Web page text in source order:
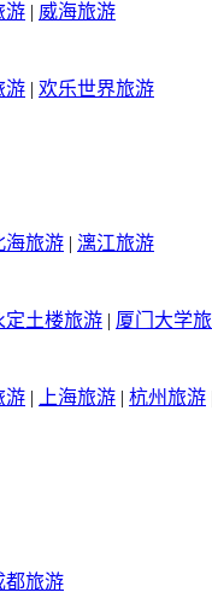
游 | 威海旅游
游 | 欢乐世界旅游
海旅游 | 漓江旅游
定土楼旅游 | 厦门大学
游 | 上海旅游 | 杭州旅游
都旅游